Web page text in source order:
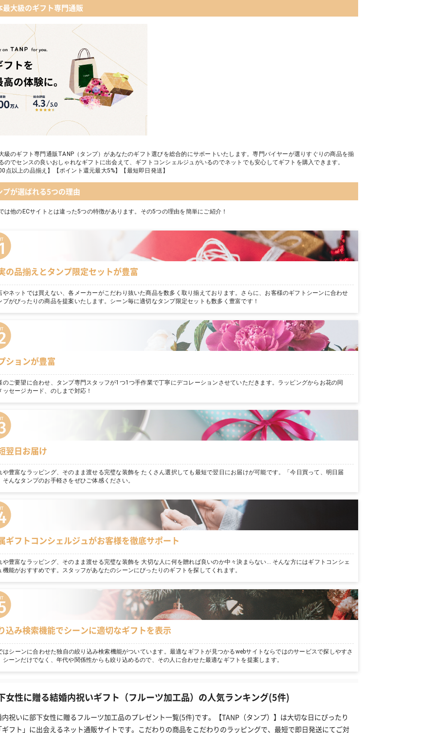
最大級のギフト専門通販
級のギフト専門通販TANP（タンプ）があなたのギフト選びを総合的にサポートいたします。専門バイヤーが選りすぐりの商品を揃
のでセンスの良いおしゃれなギフトに出会えて、ギフトコンシェルジュがいるのでネットでも安心してギフトを購入できます。
点以上の品揃え】【ポイント還元最大5%】【最短即日発送】
プが選ばれる5つの理由
は他のECサイトとは違った5つの特徴があります。その5つの理由を簡単にご紹介！
の品揃えとタンプ限定セットが豊富
やネットでは買えない、各メーカーがこだわり抜いた商品を数多く取り揃えております。さらに、お客様のギフトシーンに合わせ
プがぴったりの商品を提案いたします。シーン毎に適切なタンプ限定セットも数多く豊富です！
ションが豊富
のご要望に合わせ、タンプ専門スタッフが1つ1つ手作業で丁寧にデコレーションさせていただきます。ラッピングからお花の同
ッセージカード、のしまで対応！
翌日お届け
や豊富なラッピング、そのまま渡せる完璧な装飾を たくさん選択しても最短で翌日にお届けが可能です。「今日買って、明日届
そんなタンプのお手軽さをぜひご体感ください。
ギフトコンシェルジュがお客様を徹底サポート
や豊富なラッピング、そのまま渡せる完璧な装飾を 大切な人に何を贈れば良いのか中々決まらない… そんな方にはギフトコンシェ
機能がおすすめです。スタッフがあなたのシーンにぴったりのギフトを探してくれます。
込み検索機能でシーンに適切なギフトを表示
はシーンに合わせた独自の絞り込み検索機能がついています。最適なギフトが見つかるwebサイトならではのサービスで探しやすさ
シーンだけでなく、年代や関係性からも絞り込めるので、その人に合わせた最適なギフトを提案します。
女性に贈る結婚内祝いギフト（フルーツ加工品）の人気ランキング(5件)
内祝いに部下女性に贈るフルーツ加工品のプレゼント一覧(5件)です。【TANP（タンプ）】は大切な日にぴったり
ギフト」に出会えるネット通販サイトです。こだわりの商品をこだわりのラッピングで、最短で即日発送にてご対